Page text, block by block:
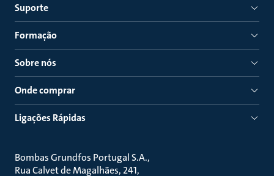
Suporte
Formação
Sobre nós
Onde comprar
Ligações Rápidas
Bombas Grundfos Portugal S.A.
Rua Calvet de Magalhães, 241